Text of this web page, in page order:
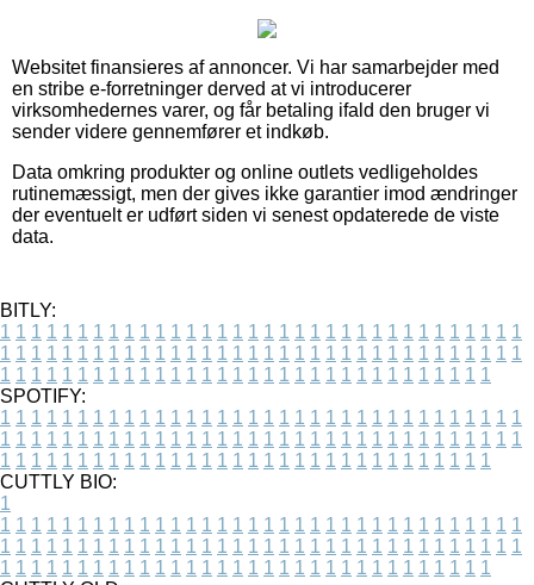
Websitet finansieres af annoncer. Vi har samarbejder med
en stribe e-forretninger derved at vi introducerer
virksomhedernes varer, og får betaling ifald den bruger vi
sender videre gennemfører et indkøb.
Data omkring produkter og online outlets vedligeholdes
rutinemæssigt, men der gives ikke garantier imod ændringer
der eventuelt er udført siden vi senest opdaterede de viste
data.
BITLY:
1 1 1 1 1 1 1 1 1 1 1 1 1 1 1 1 1 1 1 1 1 1 1 1 1 1 1 1 1 1 1 1 1 1
1 1 1 1 1 1 1 1 1 1 1 1 1 1 1 1 1 1 1 1 1 1 1 1 1 1 1 1 1 1 1 1 1 1
1 1 1 1 1 1 1 1 1 1 1 1 1 1 1 1 1 1 1 1 1 1 1 1 1 1 1 1 1 1 1 1
SPOTIFY:
1 1 1 1 1 1 1 1 1 1 1 1 1 1 1 1 1 1 1 1 1 1 1 1 1 1 1 1 1 1 1 1 1 1
1 1 1 1 1 1 1 1 1 1 1 1 1 1 1 1 1 1 1 1 1 1 1 1 1 1 1 1 1 1 1 1 1 1
1 1 1 1 1 1 1 1 1 1 1 1 1 1 1 1 1 1 1 1 1 1 1 1 1 1 1 1 1 1 1 1
CUTTLY BIO:
1
1 1 1 1 1 1 1 1 1 1 1 1 1 1 1 1 1 1 1 1 1 1 1 1 1 1 1 1 1 1 1 1 1 1
1 1 1 1 1 1 1 1 1 1 1 1 1 1 1 1 1 1 1 1 1 1 1 1 1 1 1 1 1 1 1 1 1 1
1 1 1 1 1 1 1 1 1 1 1 1 1 1 1 1 1 1 1 1 1 1 1 1 1 1 1 1 1 1 1 1